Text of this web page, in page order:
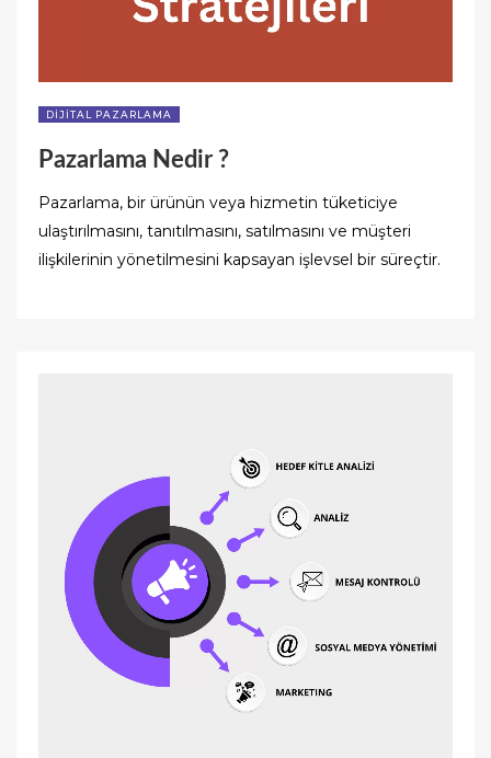
DIJITAL PAZARLAMA
Pazarlama Nedir ?
Pazarlama, bir ürünün veya hizmetin tüketiciye
ulaştırılmasını, tanıtılmasını, satılmasını ve müşteri
ilişkilerinin yönetilmesini kapsayan işlevsel bir süreçtir.